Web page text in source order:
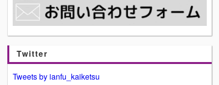
Twitter
Tweets by ianfu_kaiketsu